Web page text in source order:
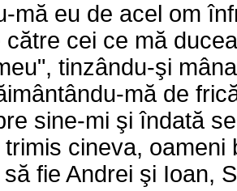
mă eu de acel om
către cei ce mă
tinzându-şi
mă de
sine-mi şi îndată
cineva, oameni
fie Andrei şi Ioan,